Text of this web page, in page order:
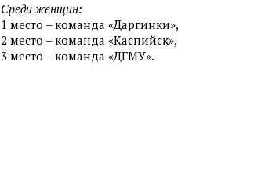
Среди женщин:
1 место – команда «Даргинки»,
2 место – команда «Каспийск»,
3 место – команда «ДГМУ».